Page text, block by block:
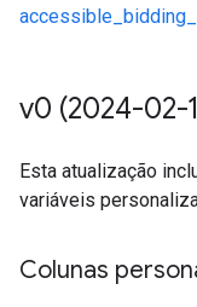
v0 (2024-02-
Esta atualização
variáveis
Colunas